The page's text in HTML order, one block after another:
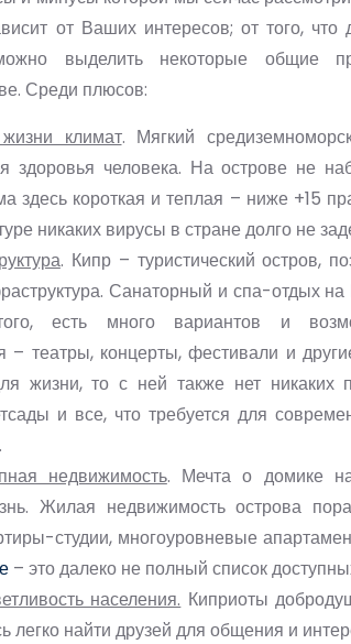
от Ваших интересов; от того,
выделить некоторые общие
Среди плюсов:
климат. Мягкий
здоровья человека. На острове не
здесь короткая и теплая – ниже +15
никаких вирусы в стране долго не
. Кипр – туристический остров,
Санаторный и спа-отдых
есть много вариантов и
– театры, концерты, фестивали и
жизни, то с ней также нет никаких
и все, что требуется для
недвижимость. Мечта о домике
Жилая недвижимость острова
студии, многоуровневые
– это далеко не полный список
населения. Киприоты
легко найти друзей для общения и